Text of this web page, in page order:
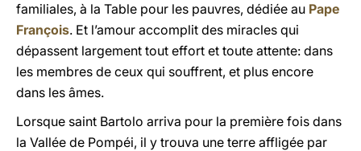
familiales, à la Table pour les pauvres, dédiée au Pape
François. Et l’amour accomplit des miracles qui
dépassent largement tout effort et toute attente: dans
les membres de ceux qui souffrent, et plus encore
dans les âmes.
Lorsque saint Bartolo arriva pour la première fois dans
la Vallée de Pompéi, il y trouva une terre affligée par